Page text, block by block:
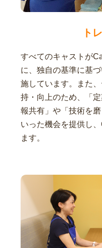
ト
すべてのキャストが
に、独自の基準に基
施しています。また
持・向上のため、「
報共有」や「技術を
いった機会を提供し
ます。